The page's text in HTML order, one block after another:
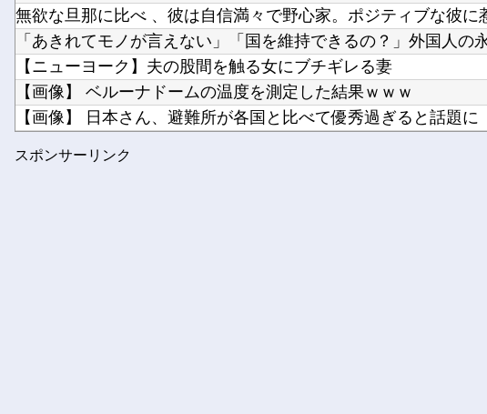
無欲な旦那に比べ 、彼は自信満々で野心家。ポジティブな彼に
「あきれてモノが言えない」「国を維持できるの？」外国人の
【ニューヨーク】夫の股間を触る女にブチギレる妻
【画像】 ベルーナドームの温度を測定した結果ｗｗｗ
【画像】 日本さん、避難所が各国と比べて優秀過ぎると話題に
【NMB48】 本郷柚巴の写真集がすごいことになってる
スポンサーリンク